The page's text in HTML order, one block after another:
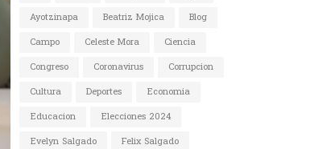
Ayotzinapa
Beatriz Mojica
Blog
Campo
Celeste Mora
Ciencia
Congreso
Coronavirus
Corrupcion
Cultura
Deportes
Economia
Educacion
Elecciones 2024
Evelyn Salgado
Felix Salgado